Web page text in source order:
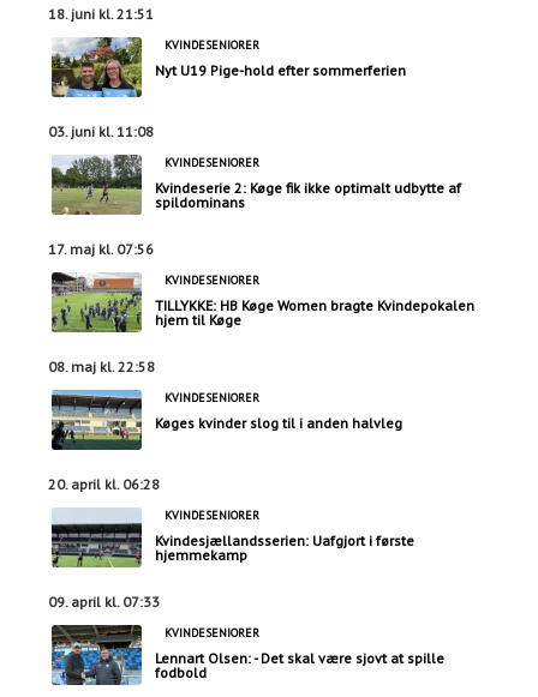
18. juni kl. 21:51
KVINDESENIORER
Nyt U19 Pige-hold efter sommerferien
03. juni kl. 11:08
KVINDESENIORER
Kvindeserie 2: Køge fik ikke optimalt udbytte af
spildominans
17. maj kl. 07:56
KVINDESENIORER
TILLYKKE: HB Køge Women bragte Kvindepokalen
hjem til Køge
08. maj kl. 22:58
KVINDESENIORER
Køges kvinder slog til i anden halvleg
20. april kl. 06:28
KVINDESENIORER
Kvindesjællandsserien: Uafgjort i første
hjemmekamp
09. april kl. 07:33
KVINDESENIORER
Lennart Olsen: - Det skal være sjovt at spille
fodbold